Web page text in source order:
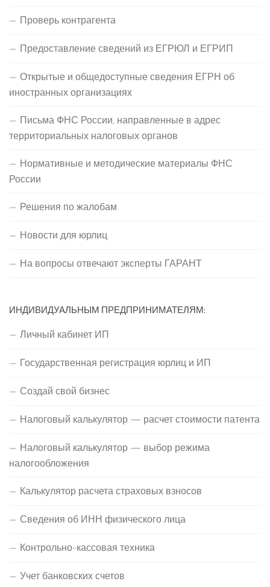
Проверь контрагента
Предоставление сведений из ЕГРЮЛ и ЕГРИП
Открытые и общедоступные сведения ЕГРН об
иностранных организациях
Письма ФНС России, направленные в адрес
территориальных налоговых органов
Нормативные и методические материалы ФНС
России
Решения по жалобам
Новости для юрлиц
На вопросы отвечают эксперты ГАРАНТ
ИНДИВИДУАЛЬНЫМ ПРЕДПРИНИМАТЕЛЯМ:
Личный кабинет ИП
Государственная регистрация юрлиц и ИП
Создай свой бизнес
Налоговый калькулятор — расчет стоимости патента
Налоговый калькулятор — выбор режима
налогообложения
Калькулятор расчета страховых взносов
Сведения об ИНН физического лица
Контрольно-кассовая техника
Учет банковских счетов